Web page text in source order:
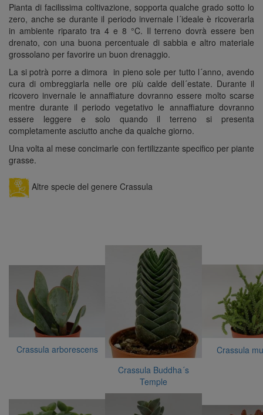
Pianta di facilissima coltivazione, sopporta qualche grado sotto lo
zero, anche se durante il periodo invernale l´ideale è ricoverarla
in ambiente riparato tra 4 e 8 °C. Il terreno dovrà essere ben
drenato, con una buona percentuale di sabbia e altro materiale
grossolano per favorire un buon drenaggio.
La si potrà porre a dimora in pieno sole per tutto l´anno, avendo
cura di ombreggiarla nelle ore più calde dell´estate. Durante il
ricovero invernale le annaffiature dovranno essere molto scarse
mentre durante il periodo vegetativo le annaffiature dovranno
essere leggere e solo quando il terreno si presenta
completamente asciutto anche da qualche giorno.
Una volta al mese concimarle con fertilizzante specifico per piante
grasse.
Altre specie del genere Crassula
Crassula arborescens
Crassula Buddha´s
Temple
Crassula